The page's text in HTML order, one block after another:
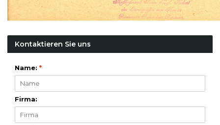
Kontaktieren Sie uns
Name: *
Firma: